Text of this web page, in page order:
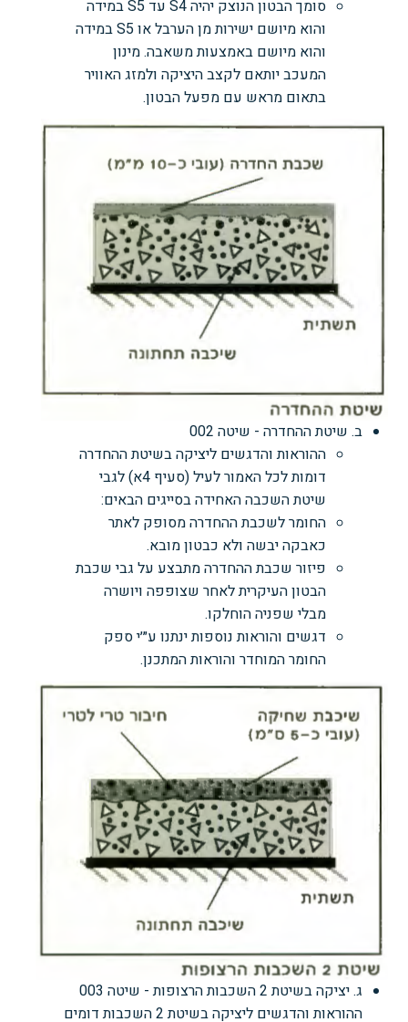
סומך הבטון הנוצק יהיה S4 עד S5 במידה
והוא מיושם ישירות מן הערבל או S5 במידה
והוא מיושם באמצעות משאבה. מינון
המעכב יותאם לקצב היציקה ולמזג האוויר
בתאום מראש עם מפעל הבטון.
ב. שיטת ההחדרה - שיטה 002
ההוראות והדגשים ליציקה בשיטת ההחדרה
דומות לכל האמור לעיל (סעיף 4א) לגבי
שיטת השכבה האחידה בסייגים הבאים:
החומר לשכבת ההחדרה מסופק לאתר
כאבקה יבשה ולא כבטון מובא.
פיזור שכבת ההחדרה מתבצע על גבי שכבת
הבטון העיקרית לאחר שצופפה ויושרה
מבלי שפניה הוחלקו.
דגשים והוראות נוספות ינתנו ע״׳י ספק
החומר המוחדר והוראות המתכנן.
ג. יציקה בשיטת 2 השכבות הרצופות - שיטה 003
ההוראות והדגשים ליציקה בשיטת 2 השכבות דומים